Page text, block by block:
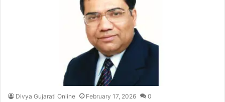
Divya Gujarati Online February 17, 2026 0